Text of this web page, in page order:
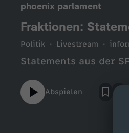
phoenix parlament
Fraktionen:
Politik Livestream
Statements aus der
Abspielen